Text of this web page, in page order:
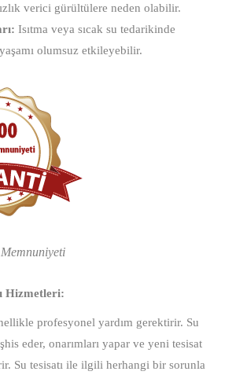
verici gürültülere neden olabilir.
Isıtma veya sıcak su tedarikinde
olumsuz etkileyebilir.
Hizmetleri:
profesyonel yardım gerektirir. Su
eder, onarımları yapar ve yeni tesisat
Su tesisatı ile ilgili herhangi bir sorunla